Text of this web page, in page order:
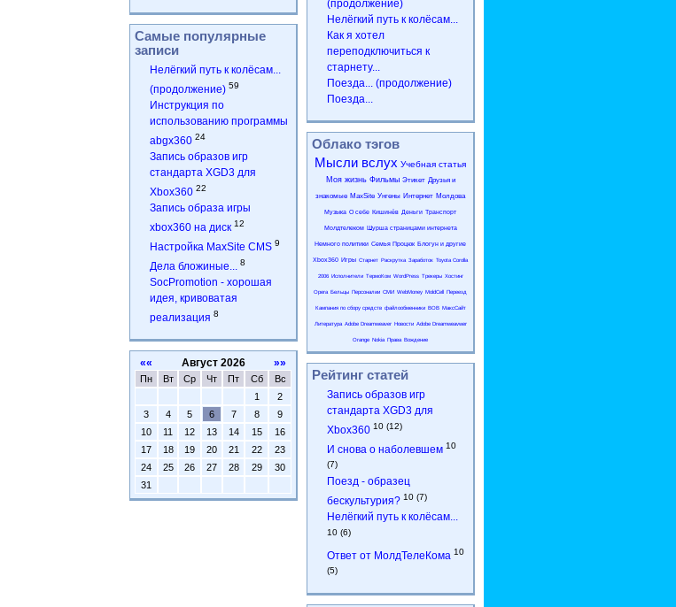
Самые популярные
записи
Нелёгкий путь к колёсам...
(продолжение) 59
Инструкция по
использованию программы
abgx360 24
Запись образов игр
стандарта XGD3 для
Xbox360 22
Запись образа игры
xbox360 на диск 12
Настройка MaxSite CMS 9
Дела бложиные... 8
SocPromotion - хорошая
идея, кривоватая
реализация 8
«« Август 2026 »»
Пн Вт Ср Чт Пт Сб
Вс
1
2
3
4 5 6 7 8
9
10
11 12 13 14 15
16
17
18 19 20 21 22
23
24
25 26 27 28 29
30
31
(продолжение)
Нелёгкий путь к колёсам...
Как я хотел
переподключиться к
старнету...
Поезда... (продолжение)
Поезда...
Облако тэгов
Мысли вслух Учебная статья
Моя жизнь Фильмы Этикет Друзья и
знакомые MaxSite Унгены Интернет Молдова
Музыка О себе Кишинёв Деньги Транспорт
Молдтелеком Шурша страницами интернета
Немного политики Семья Процюк Блогун и другие
Xbox360 Игры Старнет Раскрутка Заработок Toyota Corolla
2006 Исполнители ТермоКом WordPress Трекеры Хостинг
Opera Бельцы Персоналии СМИ WebMoney MoldCell Переезд
Кампания по сбору средств файлообменники ВОВ МаксСайт
Литература Adobe Dreamweaver Новости Adobe Dreamweavwer
Orange Nokia Права Вождение
Рейтинг статей
Запись образов игр
стандарта XGD3 для
Xbox360 10 (12)
И снова о наболевшем 10
(7)
Поезд - образец
бескультурия? 10 (7)
Нелёгкий путь к колёсам...
10 (6)
Ответ от МолдТелеКома 10
(5)